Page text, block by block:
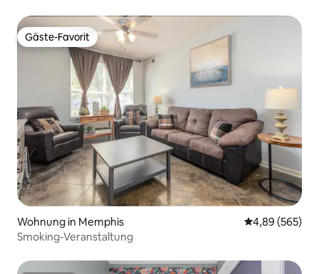
Gäste-Favorit
Gäste-Favorit
Wohnung in Memphis
4,89 (565)
Smoking-Veranstaltung